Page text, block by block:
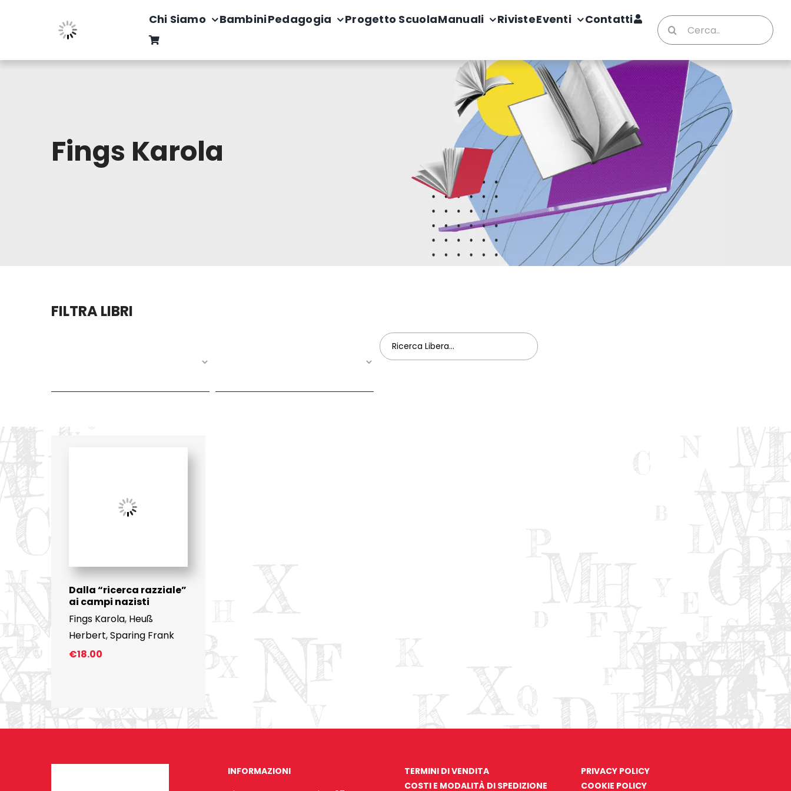
Chi Siamo BambiniPedagogia Progetto ScuolaManuali RivisteEventi Contatti
Cerca
per:
Fings Karola
FILTRA LIBRI
Dalla “ricerca razziale”
ai campi nazisti
Fings Karola, Heuß
Herbert,Sparing Frank
€18.00
INFORMAZIONI
TERMINI DI VENDITA
COSTI E MODALITÀ DI SPEDIZIONE
PRIVACY POLICY
COOKIE POLICY